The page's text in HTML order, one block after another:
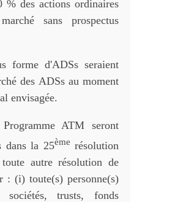
% des actions ordinaires
sans prospectus
forme d'ADSs seraient
des ADSs au moment
envisagée.
ATM seront
dans la 25ème résolution
autre résolution de
: (i) toute(s) personne(s)
trusts, fonds